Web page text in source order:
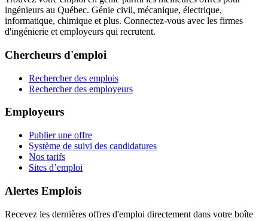
ingénieurs au Québec. Génie civil, mécanique, électrique,
informatique, chimique et plus. Connectez-vous avec les firmes
d'ingénierie et employeurs qui recrutent.
Chercheurs d'emploi
Rechercher des emplois
Rechercher des employeurs
Employeurs
Publier une offre
Système de suivi des candidatures
Nos tarifs
Sites d’emploi
Alertes Emplois
Recevez les dernières offres d'emploi directement dans votre boîte